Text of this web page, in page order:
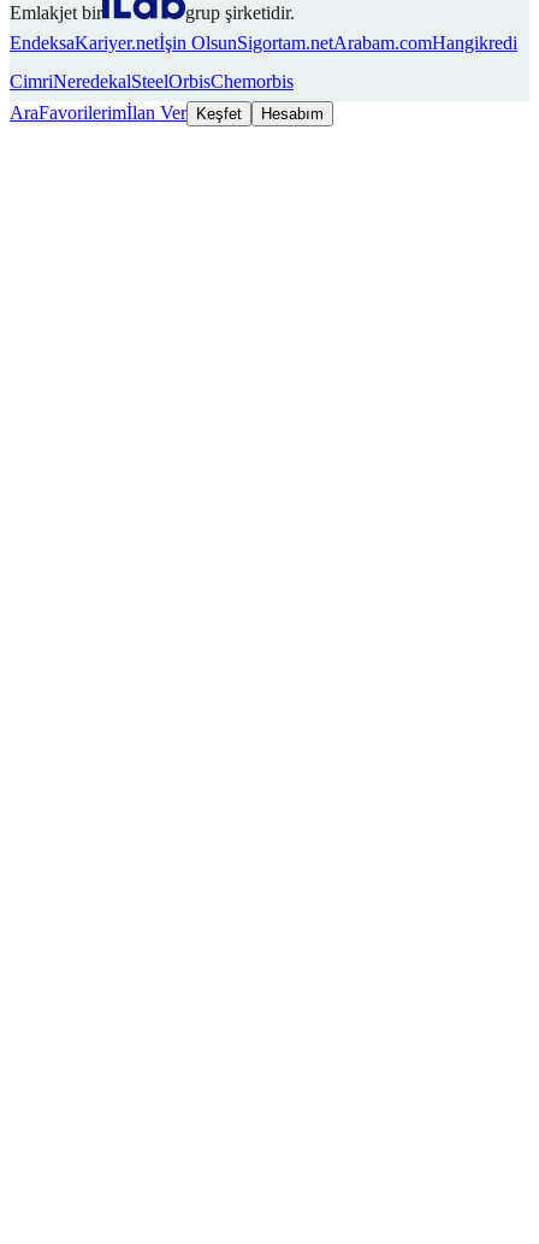
Emlakjet bir
grup şirketidir.
EndeksaKariyer.netİşin OlsunSigortam.netArabam.comHangikredi
CimriNeredekalSteelOrbisChemorbis
AraFavorilerimİlan Ver Keşfet Hesabım